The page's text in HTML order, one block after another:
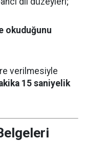
okuduğunu
verilmesiyle
15 saniyelik